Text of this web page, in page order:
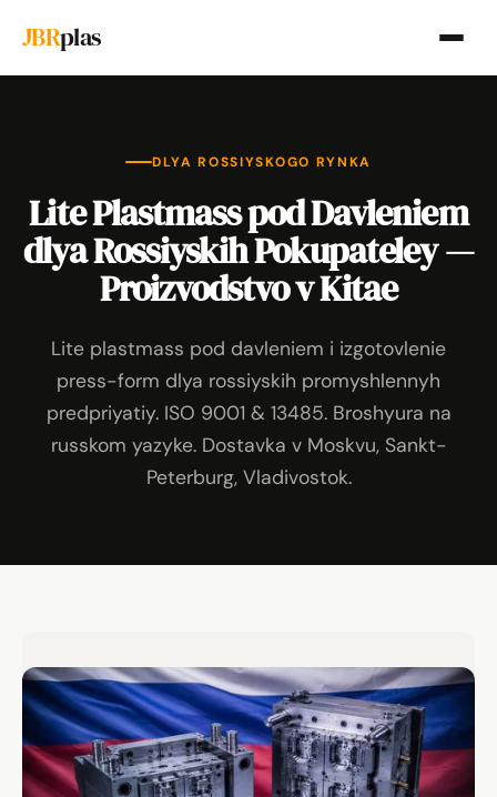
JBRplas
DLYA ROSSIYSKOGO RYNKA
Lite Plastmass pod Davleniem
dlya Rossiyskih Pokupateley —
Proizvodstvo v Kitae
Lite plastmass pod davleniem i izgotovlenie
press-form dlya rossiyskih promyshlennyh
predpriyatiy. ISO 9001 & 13485. Broshyura na
russkom yazyke. Dostavka v Moskvu, Sankt-
Peterburg, Vladivostok.